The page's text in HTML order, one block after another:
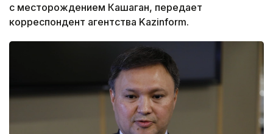
с месторождением Кашаган, передает
корреспондент агентства Kazinform.